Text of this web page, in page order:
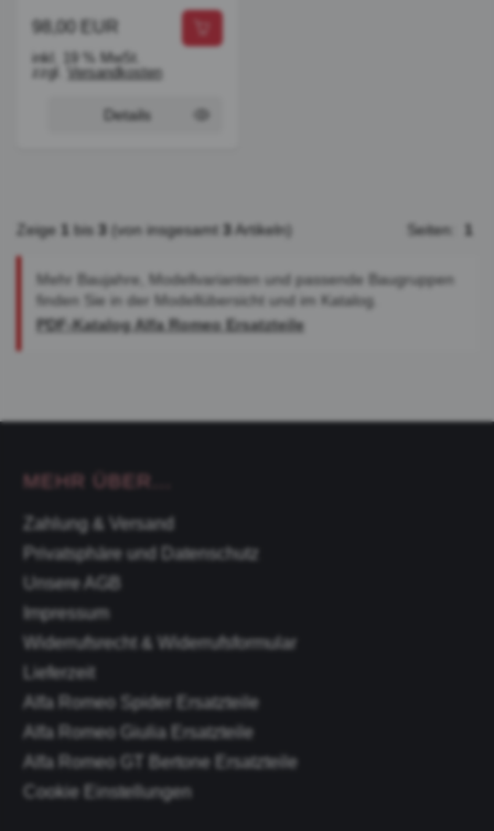
98,00 EUR
inkl. 19 % MwSt.
zzgl.
Versandkosten
Details
Zeige 1 bis 3 (von insgesamt 3 Artikeln) Seiten: 1
Mehr Baujahre, Modellvarianten und passende Baugruppen
finden Sie in der Modellübersicht und im Katalog.
PDF-Katalog Alfa Romeo Ersatzteile
MEHR ÜBER...
Zahlung & Versand
Privatsphäre und Datenschutz
Unsere AGB
Impressum
Widerrufsrecht & Widerrufsformular
Lieferzeit
Alfa Romeo Spider Ersatzteile
Alfa Romeo Giulia Ersatzteile
Alfa Romeo GT Bertone Ersatzteile
Cookie Einstellungen